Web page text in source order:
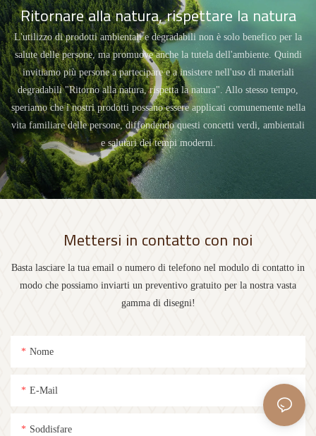
Ritornare alla natura, rispettare la natura
L'utilizzo di prodotti ambientali e degradabili non è solo benefico per la
salute delle persone, ma promuove anche la tutela dell'ambiente. Quindi
invitiamo più persone a partecipare e a insistere nell'uso di materiali
degradabili "Ritorno alla natura, rispetta la natura". Allo stesso tempo,
speriamo che i nostri prodotti possano essere applicati comunemente nella
vita familiare delle persone, diffondendo questi concetti verdi, ambientali
e salutari dei tempi moderni.
Mettersi in contatto con noi
Basta lasciare la tua email o numero di telefono nel modulo di contatto in
modo che possiamo inviarti un preventivo gratuito per la nostra vasta
gamma di disegni!
Nome
E-Mail
Soddisfare